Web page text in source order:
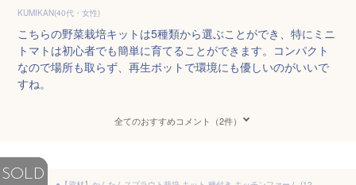
KUMIKAN(40代・女性)
こちらの野菜栽培キットは5種類から選ぶことができ、特にミニ
トマトは初心者でも簡単に育てることができます。コンパクト
なので場所も取らず、再生ポットで環境にも優しいのがいいで
すね。
全てのおすすめコメント（2件）
SOLD